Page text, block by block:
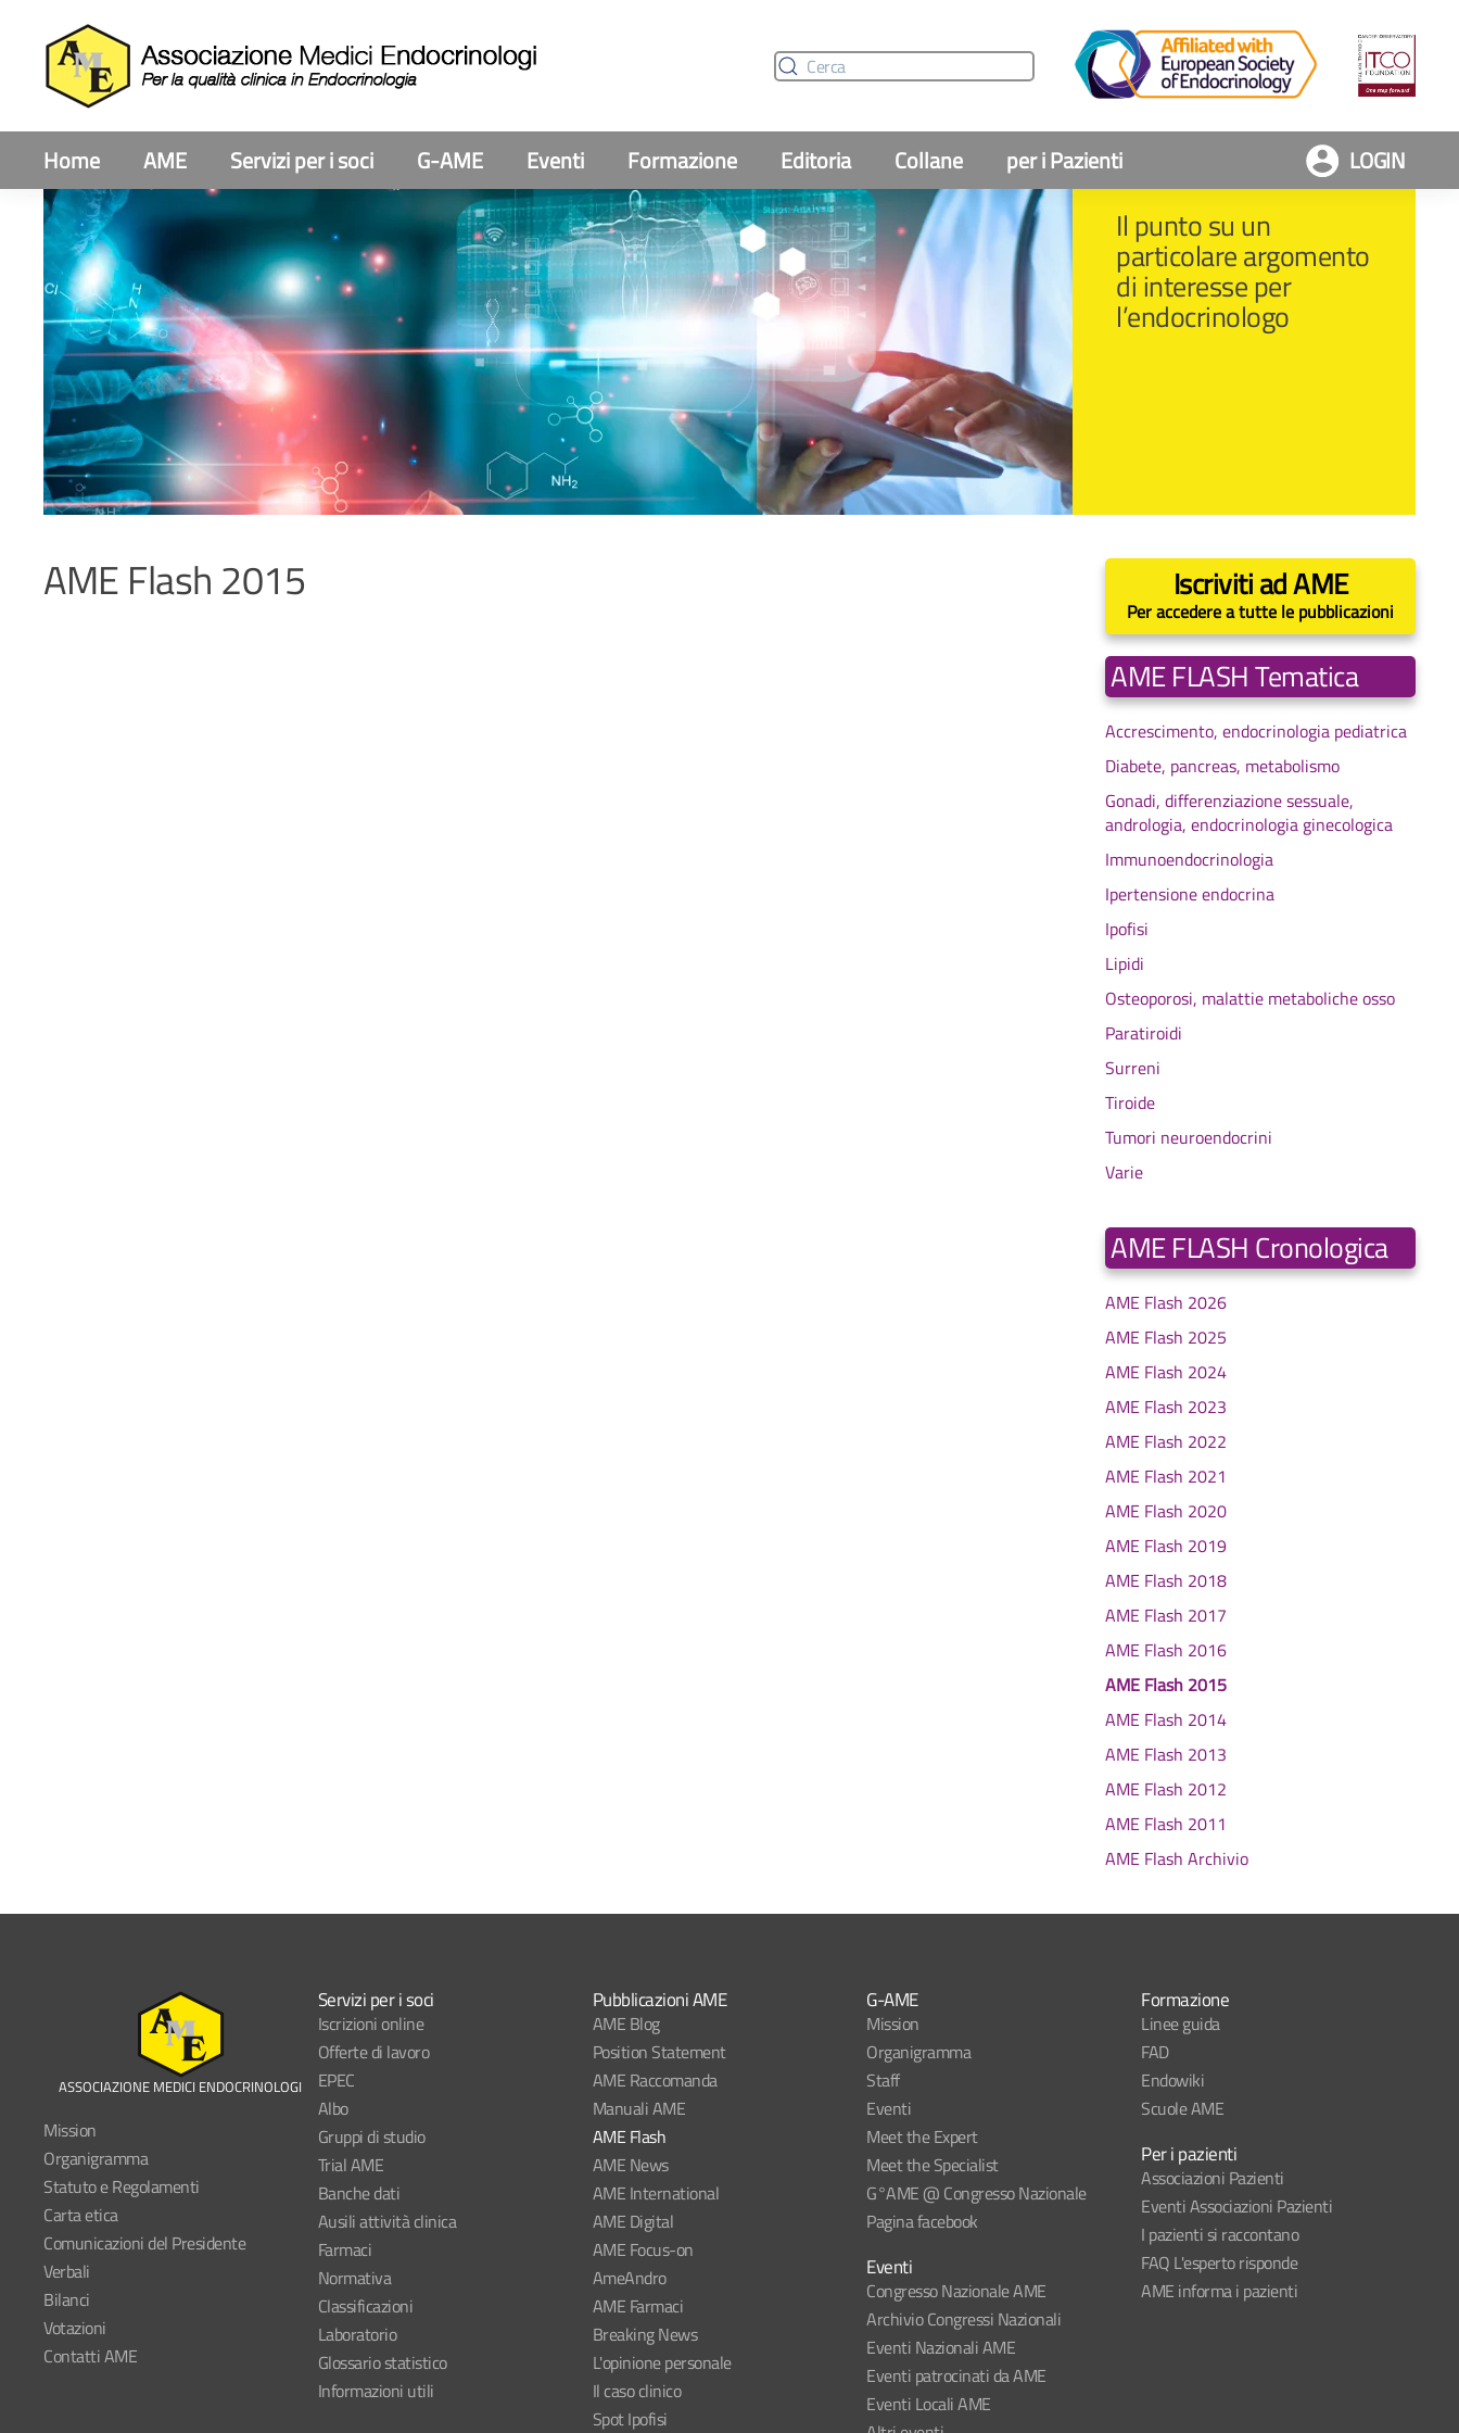
Home AME Servizi per i soci G-AME Eventi Formazione Editoria Collane per i Pazienti LOGIN
Il punto su un
particolare argomento
di interesse per
l’endocrinologo
AME Flash 2015 Iscriviti ad AME
Per accedere a tutte le pubblicazioni
AME FLASH Tematica
Accrescimento, endocrinologia pediatrica
Diabete, pancreas, metabolismo
Gonadi, differenziazione sessuale,
andrologia, endocrinologia ginecologica
Immunoendocrinologia
Ipertensione endocrina
Ipofisi
Lipidi
Osteoporosi, malattie metaboliche osso
Paratiroidi
Surreni
Tiroide
Tumori neuroendocrini
Varie
AME FLASH Cronologica
AME Flash 2026
AME Flash 2025
AME Flash 2024
AME Flash 2023
AME Flash 2022
AME Flash 2021
AME Flash 2020
AME Flash 2019
AME Flash 2018
AME Flash 2017
AME Flash 2016
AME Flash 2015
AME Flash 2014
AME Flash 2013
AME Flash 2012
AME Flash 2011
AME Flash Archivio
ASSOCIAZIONE MEDICI ENDOCRINOLOGI
Mission
Organigramma
Statuto e Regolamenti
Carta etica
Comunicazioni del Presidente
Verbali
Bilanci
Votazioni
Contatti AME
Servizi per i soci
Iscrizioni online
Offerte di lavoro
EPEC
Albo
Gruppi di studio
Trial AME
Banche dati
Ausili attività clinica
Farmaci
Normativa
Classificazioni
Laboratorio
Glossario statistico
Informazioni utili
G-AME
Mission
Organigramma
Staff
Eventi
Meet the Expert
Meet the Specialist
G°AME @ Congresso Nazionale
Pagina facebook
Eventi
Congresso Nazionale AME
Archivio Congressi Nazionali
Eventi Nazionali AME
Eventi patrocinati da AME
Eventi Locali AME
Pubblicazioni AME
AME Blog
Position Statement
AME Raccomanda
Manuali AME
AME Flash
AME News
AME International
AME Digital
AME Focus-on
AmeAndro
AME Farmaci
Breaking News
L'opinione personale
Il caso clinico
Spot Ipofisi
Formazione
Linee guida
FAD
Endowiki
Scuole AME
Per i pazienti
Associazioni Pazienti
Eventi Associazioni Pazienti
I pazienti si raccontano
FAQ L'esperto risponde
AME informa i pazienti